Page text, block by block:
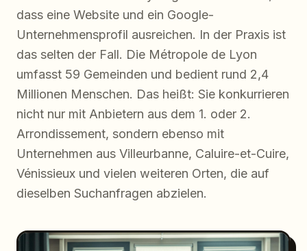
dass eine Website und ein Google-
Unternehmensprofil ausreichen. In der Praxis ist
das selten der Fall. Die Métropole de Lyon
umfasst 59 Gemeinden und bedient rund 2,4
Millionen Menschen. Das heißt: Sie konkurrieren
nicht nur mit Anbietern aus dem 1. oder 2.
Arrondissement, sondern ebenso mit
Unternehmen aus Villeurbanne, Caluire-et-Cuire,
Vénissieux und vielen weiteren Orten, die auf
dieselben Suchanfragen abzielen.